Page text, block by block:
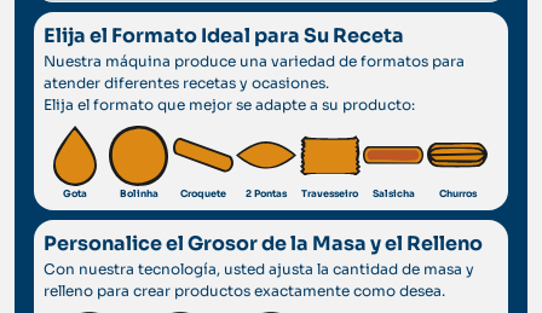
Elija el Formato Ideal para Su Receta
Nuestra máquina produce una variedad de formatos para
atender diferentes recetas y ocasiones.
Elija el formato que mejor se adapte a su producto:
Gota Bolinha Croquete 2 Pontas Travesseiro Salsicha Churros
Personalice el Grosor de la Masa y el Relleno
Con nuestra tecnología, usted ajusta la cantidad de masa y
relleno para crear productos exactamente como desea.